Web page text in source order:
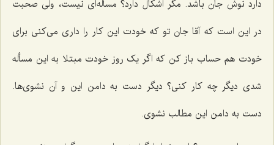
دارد نوش جان باشد. مگر اشکال دارد؟ مسأله‌ای نیست، ولی صحبت
در این است که آقا جان تو که خودت این کار را داری می‌کنی برای
خودت هم حساب باز کن که اگر یک روز خودت مبتلا به این مسأله
شدی دیگر چه کار کنی؟ دیگر دست به دامن این و آن نشوی‌ها.
دست به دامن این مطالب نشوی.